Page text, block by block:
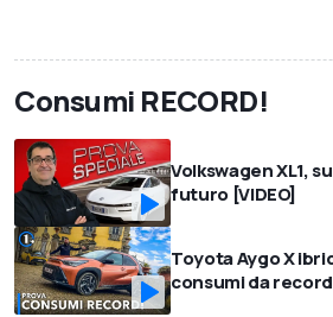
Consumi RECORD!
Volkswagen XL1,
futuro [VIDEO]
Toyota Aygo X
consumi da